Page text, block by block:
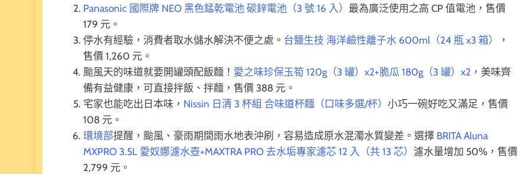
Panasonic 國際牌 NEO 黑色錳乾電池 碳鋅電池（3 號 16 入） 最為廣泛使用之高 CP 值電池，售價
179 元。
停水有經驗，消費者取水儲水解決不便之處。 台鹽生技 海洋鹼性離子水 600ml（24 瓶 x3 箱）
，
售價 1,260 元。
颱風天的味道就要開罐頭配飯麵！ 愛之味珍保玉筍 120g（3 罐）x2+脆瓜 180g（3 罐）x2 ，美味齊
備有益健康，可直接拌飯、拌麵，售價 388 元。
宅家也能吃出日本味， Nissin 日清 3 杯組 合味道杯麵（口味多選/杯） 小巧一碗好吃又滿足，售價
108 元。
環境部提醒，颱風、豪雨期間雨水地表沖刷，容易造成原水混濁水質變差。選擇 BRITA Aluna
MXPRO 3.5L 愛奴娜濾水壺+MAXTRA PRO 去水垢專家濾芯 12 入（共 13 芯） 濾水量增加 50%，售價
2,799 元。